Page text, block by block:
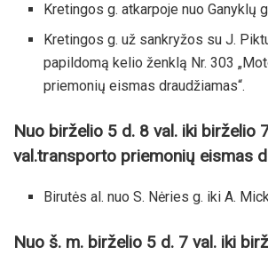
Kretingos g. atkarpoje nuo Ganyklų
Kretingos g. už sankryžos su J.
papildomą kelio ženklą Nr. 303
priemonių eismas draudžiamas“.
Nuo birželio 5 d. 8 val. iki birželio
val.transporto priemonių eismas
Birutės al. nuo S. Nėries g. iki A.
Nuo š. m. birželio 5 d. 7 val. iki